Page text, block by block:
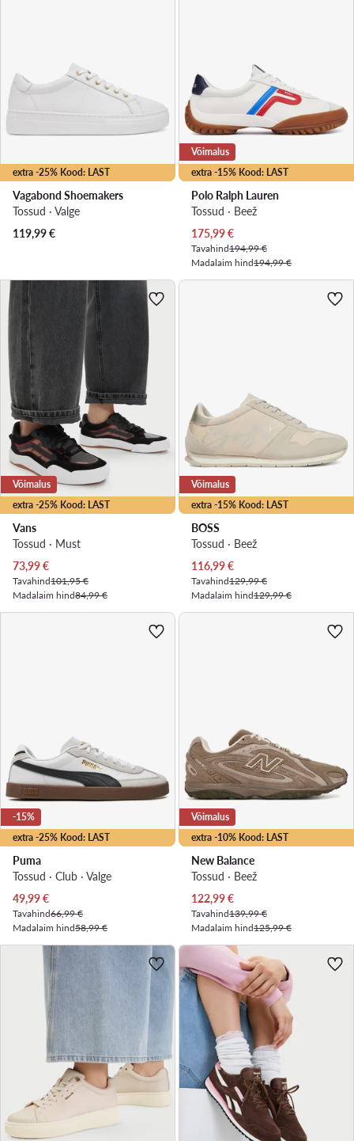
extra -25% Kood: LAST
Vagabond Shoemakers
Tossud · Valge
119,99€
extra -15% Kood: LAST
Võimalus
Polo Ralph Lauren
Tossud · Beež
Praegune hind
175,99€
Tavahind194,99 €
Madalaim hind194,99 €
extra -25% Kood: LAST
Võimalus
Vans
Tossud · Must
Praegune hind
73,99€
Tavahind101,95 €
Madalaim hind84,99 €
extra -15% Kood: LAST
Võimalus
BOSS
Tossud · Beež
Praegune hind
116,99€
Tavahind129,99 €
Madalaim hind129,99 €
extra -25% Kood: LAST
-15%
Puma
Tossud · Club · Valge
Praegune hind
49,99€
Tavahind66,99 €
Madalaim hind58,99 €
extra -10% Kood: LAST
Võimalus
New Balance
Tossud · Beež
Praegune hind
122,99€
Tavahind139,99 €
Madalaim hind125,99 €